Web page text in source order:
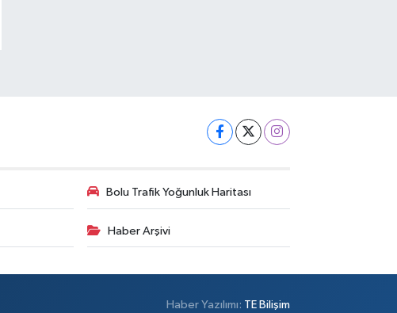
Bolu Trafik Yoğunluk Haritası
Haber Arşivi
Haber Yazılımı: TE Bilişim